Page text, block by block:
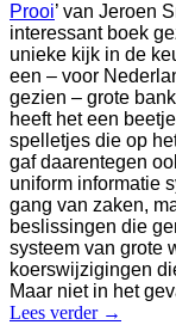
Prooi’ van Jeroen
interessant boek
unieke kijk in de
een – voor
gezien – grote
heeft het een
spelletjes die op
gaf daarentegen
uniform informatie
gang van zaken,
beslissingen die
systeem van grote
koerswijzigingen
Maar niet in het
Lees verder →